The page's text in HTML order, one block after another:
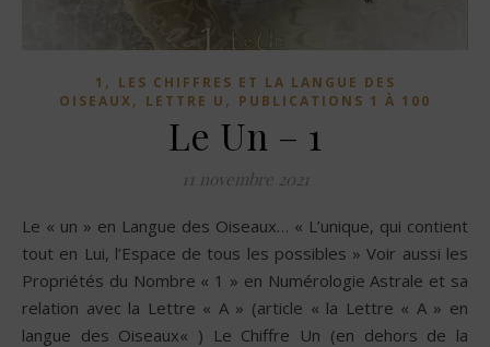
1 , LES CHIFFRES ET LA LANGUE DES
OISEAUX, LETTRE U , PUBLICATIONS 1 À 100
Le Un – 1
11 novembre 2021
Le « un » en Langue des Oiseaux… « L’unique, qui contient
tout en Lui, l’Espace de tous les possibles » Voir aussi les
Propriétés du Nombre « 1 » en Numérologie Astrale et sa
relation avec la Lettre « A » (article « la Lettre « A » en
langue des Oiseaux« ) Le Chiffre Un (en dehors de la